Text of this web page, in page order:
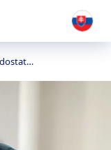
Čo je nedostatok vitamínu B?